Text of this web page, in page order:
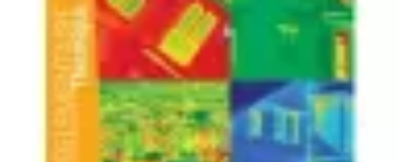
Règles et Jeux
Astuces et conseils Création de JeuxJeux de
Règles et Jeux